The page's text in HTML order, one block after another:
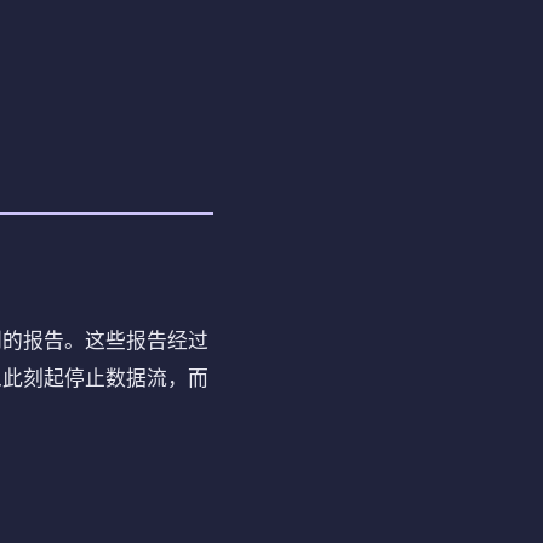
报告。这些报告经过
刻起停止数据流，而